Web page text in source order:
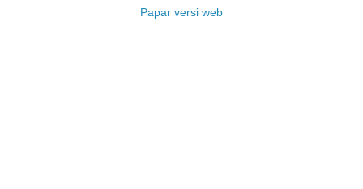
Papar versi web